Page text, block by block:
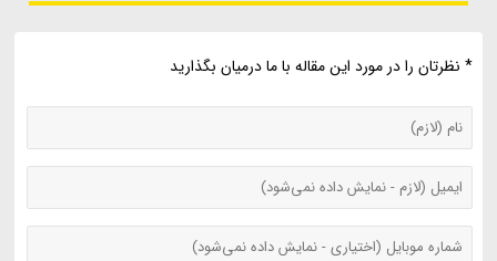
* نظرتان را در مورد این مقاله با ما درمیان بگذارید